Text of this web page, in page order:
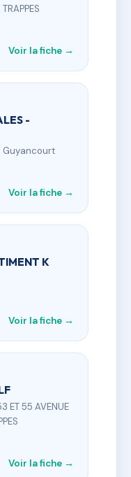
Voir la fiche →
-
Guyancourt
Voir la fiche →
K
Voir la fiche →
ET 55 AVENUE
Voir la fiche →